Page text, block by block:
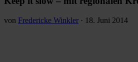
von Fredericke Winkler · 18. Juni 2014